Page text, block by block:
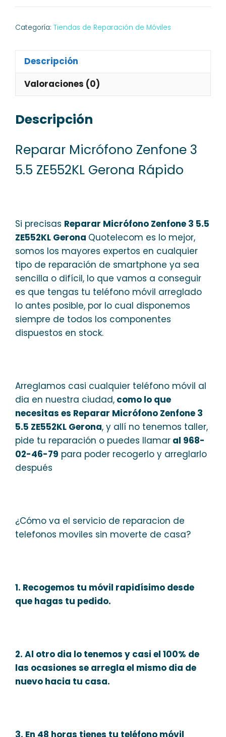
Categoría: Tiendas de Reparación de Móviles
Descripción
Valoraciones (0)
Descripción
Reparar Micrófono Zenfone 3
5.5 ZE552KL Gerona Rápido
Si precisas Reparar Micrófono Zenfone 3 5.5
ZE552KL Gerona Quotelecom es lo mejor,
somos los mayores expertos en cualquier
tipo de reparación de smartphone ya sea
sencilla o difícil, lo que vamos a conseguir
es que tengas tu teléfono móvil arreglado
lo antes posible, por lo cual disponemos
siempre de todos los componentes
dispuestos en stock.
Arreglamos casi cualquier teléfono móvil al
dia en nuestra ciudad, como lo que
necesitas es Reparar Micrófono Zenfone 3
5.5 ZE552KL Gerona, y allí no tenemos taller,
pide tu reparación o puedes llamar al 968-
02-46-79 para poder recogerlo y arreglarlo
después
¿Cómo va el servicio de reparacion de
telefonos moviles sin moverte de casa?
1. Recogemos tu móvil rapidísimo desde
que hagas tu pedido.
2. Al otro dia lo tenemos y casi el 100% de
las ocasiones se arregla el mismo dia de
nuevo hacia tu casa.
3. En 48 horas tienes tu teléfono móvil